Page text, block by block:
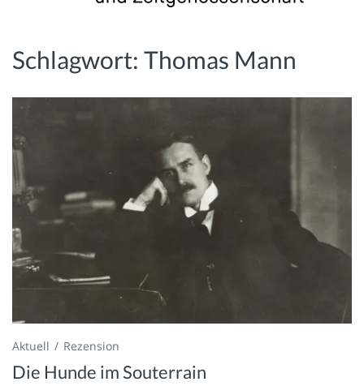
Schlagwort: Thomas Mann
Aktuell Rezension
Die Hunde im Souterrain